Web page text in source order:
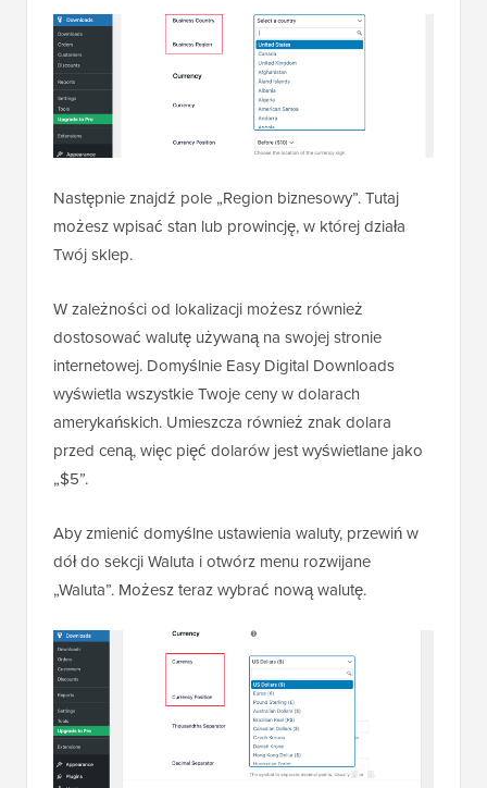
Następnie znajdź pole „Region biznesowy”. Tutaj
możesz wpisać stan lub prowincję, w której działa
Twój sklep.
W zależności od lokalizacji możesz również
dostosować walutę używaną na swojej stronie
internetowej. Domyślnie Easy Digital Downloads
wyświetla wszystkie Twoje ceny w dolarach
amerykańskich. Umieszcza również znak dolara
przed ceną, więc pięć dolarów jest wyświetlane jako
„$5”.
Aby zmienić domyślne ustawienia waluty, przewiń w
dół do sekcji Waluta i otwórz menu rozwijane
„Waluta”. Możesz teraz wybrać nową walutę.